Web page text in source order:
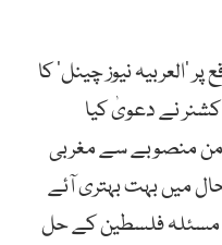
نیوز چینل‘ کا
نے دعویٰ کیا
منصوبے سے مغربی
میں بہت بہتری آئے
مسئلہ فلسطین کے حل